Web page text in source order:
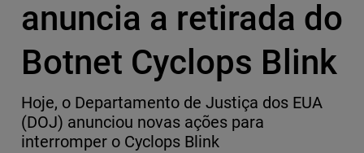
anuncia a retirada do
Botnet Cyclops Blink
Hoje, o Departamento de Justiça dos EUA
(DOJ) anunciou novas ações para
interromper o Cyclops Blink